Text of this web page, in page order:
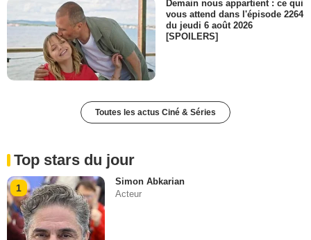
Demain nous appartient : ce qui
vous attend dans l'épisode 2264
du jeudi 6 août 2026
[SPOILERS]
Toutes les actus Ciné & Séries
Top stars du jour
1
Simon Abkarian
Acteur